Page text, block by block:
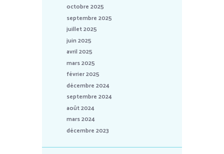
octobre 2025
septembre 2025
juillet 2025
juin 2025
avril 2025
mars 2025
février 2025
décembre 2024
septembre 2024
août 2024
mars 2024
décembre 2023